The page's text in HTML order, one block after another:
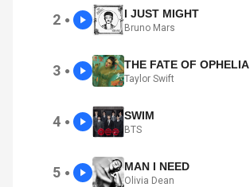
2 ● I JUST MIGHT
Bruno Mars
3 ● THE FATE OF OPHELIA
Taylor Swift
4 ● SWIM
BTS
5 ● MAN I NEED
Olivia Dean